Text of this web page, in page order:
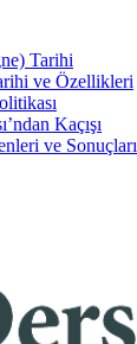
Tarihi
ve Özellikleri
Kaçışı
ve Sonuçları